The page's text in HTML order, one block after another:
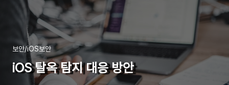
보안/iOS보안
iOS 탈옥 탐지 대응 방안